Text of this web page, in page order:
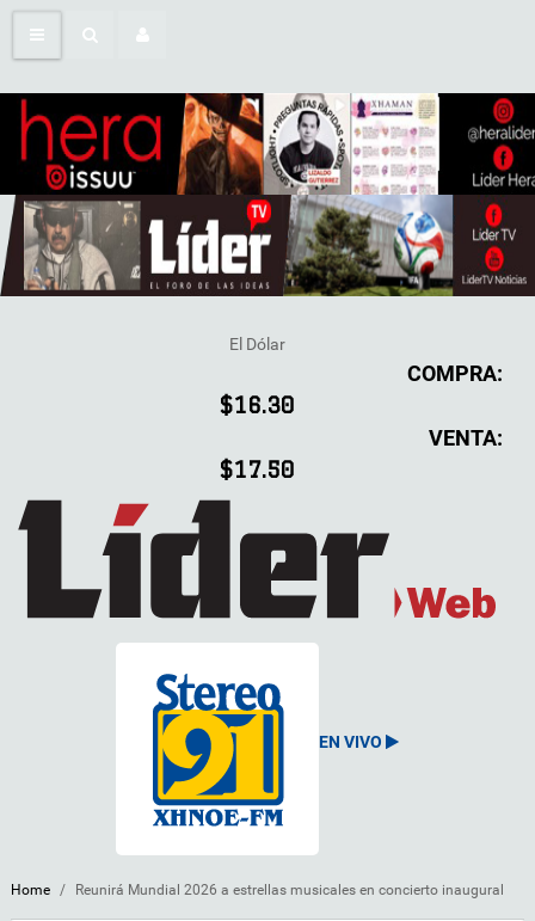
El Dólar
COMPRA:
$16.30
VENTA:
$17.50
EN VIVO
Home / Reunirá Mundial 2026 a estrellas musicales en concierto inaugural